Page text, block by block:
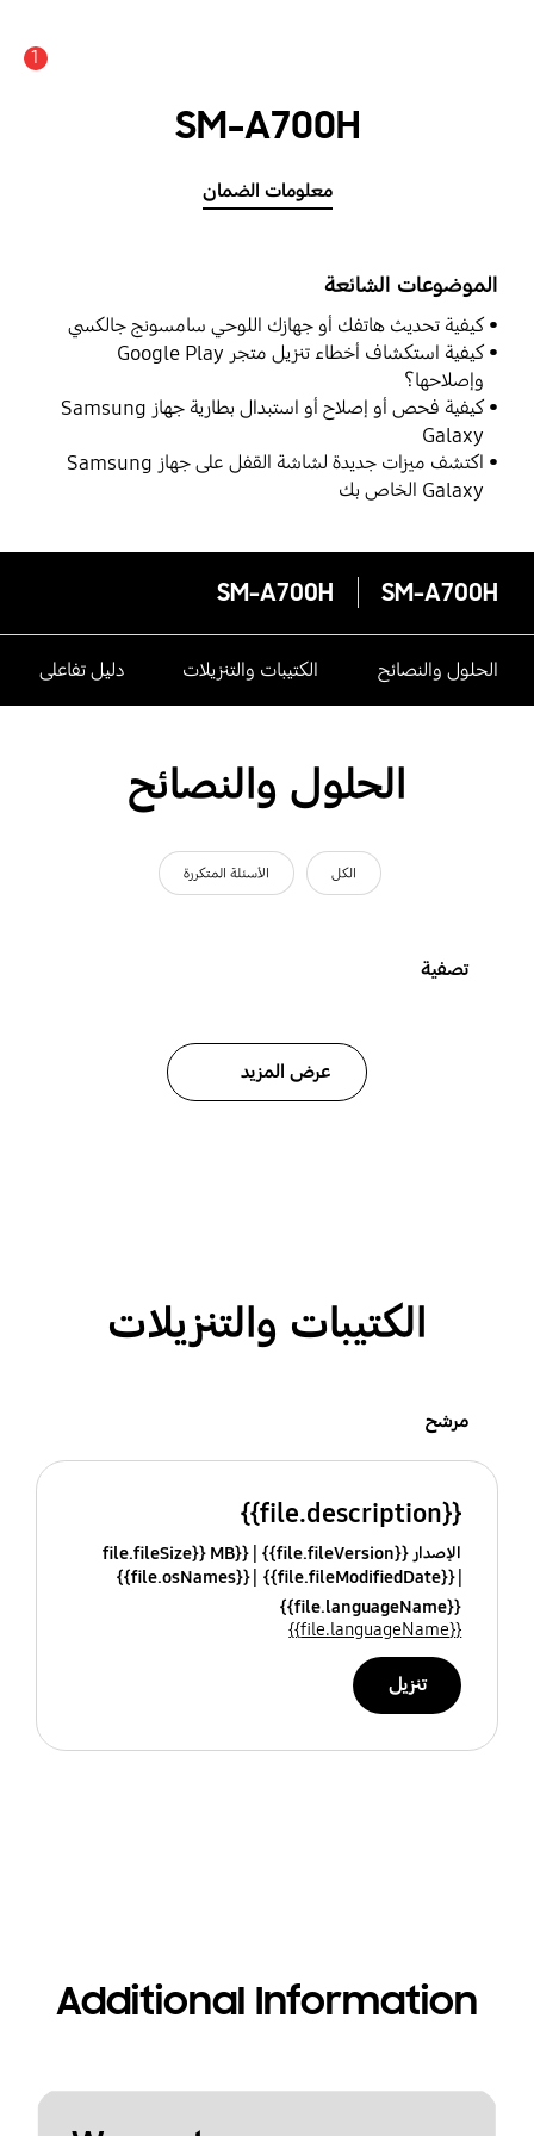
1
SM-A700H
معلومات الضمان
الموضوعات الشائعة
كيفية تحديث هاتفك أو جهازك اللوحي سامسونج جالكسي
كيفية استكشاف أخطاء تنزيل متجر Google Play
وإصلاحها؟
كيفية فحص أو إصلاح أو استبدال بطارية جهاز Samsung
Galaxy
اكتشف ميزات جديدة لشاشة القفل على جهاز Samsung
Galaxy الخاص بك
SM-A700H
SM-A700H
الحلول والنصائح الكتيبات والتنزيلات دليل تفاعلى
الحلول والنصائح
الكل الأسئلة المتكررة
تصفية
عرض المزيد
الكتيبات والتنزيلات
مرشح
{{file.description}}
الإصدار {{file.fileVersion}}
{{file.fileSize}} MB
{{file.fileModifiedDate}}
{{file.osNames}}
{{file.languageName}}
{{file.languageName}}
تنزيل
Additional Information